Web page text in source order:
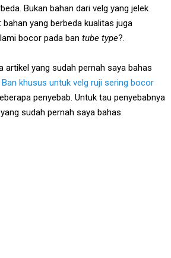
Bukan bahan dari velg yang jelek
yang berbeda kualitas juga
bocor pada ban tube type?.
artikel yang sudah pernah saya bahas
Ban khusus untuk velg ruji sering bocor
penyebab. Untuk tau penyebabnya
sudah pernah saya bahas.